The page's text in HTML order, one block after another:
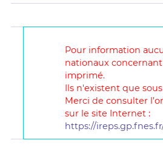
Pour information
nationaux
imprimé.
Ils n'existent que
Merci de consulter
sur le site Internet :
https://